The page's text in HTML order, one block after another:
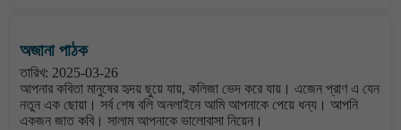
অজানা পাঠক
তারিখ: 2025-03-26
আপনার কবিতা মানুষের হৃদয় ছুয়ে যায়, কলিজা ভেদ করে যায়। এজেন প্রাণ এ যেন
নতুন এক ছোয়া। সর্ব শেষ বলি অনলাইনে আমি আপনাকে পেয়ে ধন্য। আপনি
একজন জাত কবি। সালাম আপনাকে ভালোবাসা নিয়েন।